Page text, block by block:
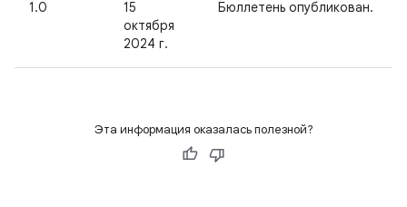
1.0
15
октября
2024 г.
Бюллетень опубликован.
Эта информация оказалась полезной?